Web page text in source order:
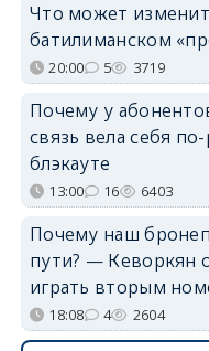
Что может
батилиманском
20:00 5 3719
Почему у
связь вела себя
блэкауте
13:00 16 6403
Почему наш
пути? — Кеворкян
играть вторым
18:08 4 2604